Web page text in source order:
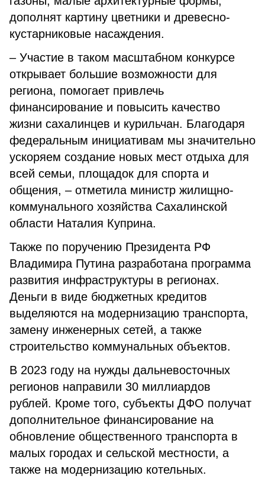
дополнят картину цветники и древесно-
кустарниковые насаждения.
– Участие в таком масштабном конкурсе
открывает большие возможности для
региона, помогает привлечь
финансирование и повысить качество
жизни сахалинцев и курильчан. Благодаря
федеральным инициативам мы значительно
ускоряем создание новых мест отдыха для
всей семьи, площадок для спорта и
общения, – отметила министр жилищно-
коммунального хозяйства Сахалинской
области Наталия Куприна.
Также по поручению Президента РФ
Владимира Путина разработана программа
развития инфраструктуры в регионах.
Деньги в виде бюджетных кредитов
выделяются на модернизацию транспорта,
замену инженерных сетей, а также
строительство коммунальных объектов.
В 2023 году на нужды дальневосточных
регионов направили 30 миллиардов
рублей. Кроме того, субъекты ДФО получат
дополнительное финансирование на
обновление общественного транспорта в
малых городах и сельской местности, а
также на модернизацию котельных.